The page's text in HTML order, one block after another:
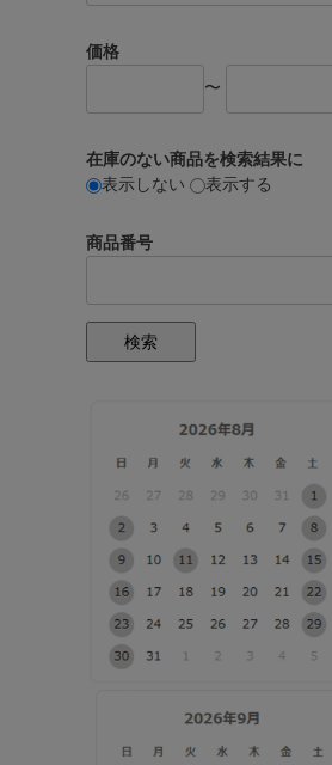
価格
〜
在庫のない商品を検索結果に
表示しない
表示する
商品番号
検索